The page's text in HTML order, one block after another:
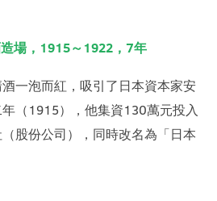
場，1915～1922，7年
一泡而紅，吸引了日本資本家安
（1915），他集資130萬元投入
股份公司），同時改名為「日本